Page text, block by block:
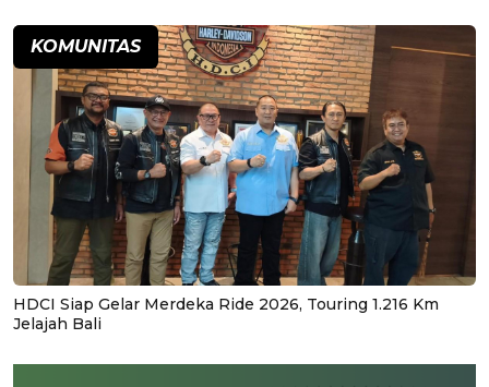
KOMUNITAS
HDCI Siap Gelar Merdeka Ride 2026, Touring 1.216 Km
Jelajah Bali